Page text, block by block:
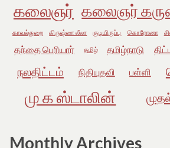
கலைஞர் கலைஞர்
காவல்துறை கிருஷ்ண லீலா குடியிருப்பு கொரோனா
தந்தை பெரியார் தமிழ் தமிழ்நாடு
நலதிட்டம்
நிதியுதவி பள்ளி
மு க ஸ்டாலின்
Monthly Archives